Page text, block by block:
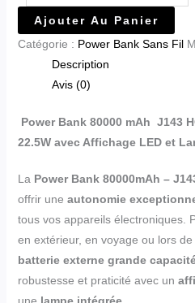
Ajouter Au Panier
Catégorie : Power Bank Sans Fil
Description
Avis (0)
Power Bank 80000 mAh J143
22.5W avec Affichage LED et
La Power Bank 80000mAh –
offrir une autonomie
tous vos appareils électroniques.
en extérieur, en voyage ou lors
batterie externe grande
robustesse et praticité avec un
une lampe intégrée.